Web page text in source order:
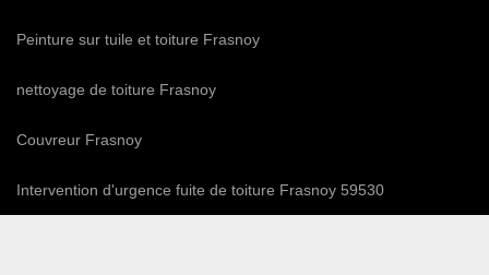
Peinture sur tuile et toiture Frasnoy
nettoyage de toiture Frasnoy
Couvreur Frasnoy
Intervention d'urgence fuite de toiture Frasnoy 59530